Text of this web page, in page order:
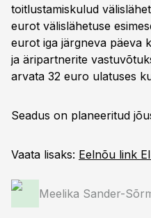
toitlustamiskulud
eurot välislähetuse
eurot iga järgneva päeva
ja äripartnerite
arvata 32 euro ulatuses
Seadus on planeeritud
Vaata lisaks: Eelnõu link
Meelika Sander-